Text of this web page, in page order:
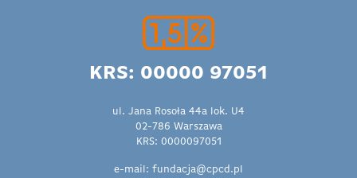
KRS: 00000 97051
ul. Jana Rosoła 44a lok. U4
02-786 Warszawa
KRS: 0000097051
e-mail: fundacja@cpcd.pl